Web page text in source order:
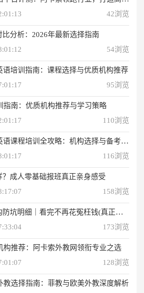
42浏览
分析：2026年最新选择指南
54浏览
语培训指南：课程选择与优质机构推荐
95浏览
指南：优质机构推荐与学习策略
110浏览
课程培训全攻略：机构选择与备考指南
116浏览
？成人零基础报班真正亲身感受
158浏览
明细｜看完不再花冤枉钱(真正的用户反馈)
173浏览
构推荐：阿卡索外教网领衔专业之选
128浏览
教选择指南：菲教与欧美外教深度解析